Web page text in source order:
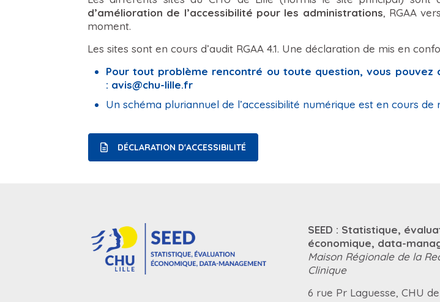
d’amélioration de l’accessibilité pour les administrations, RGAA
moment.
Les sites sont en cours d’audit RGAA 4.1. Une déclaration de mis en
Pour tout problème rencontré ou toute question, vous
: avis@chu-lille.fr
Un schéma pluriannuel de l’accessibilité numérique est en cours
DÉCLARATION D'ACCESSIBILITÉ
SEED : Statistique,
économique, data-
Maison Régionale de la
Clinique
6 rue Pr Laguesse, CHU